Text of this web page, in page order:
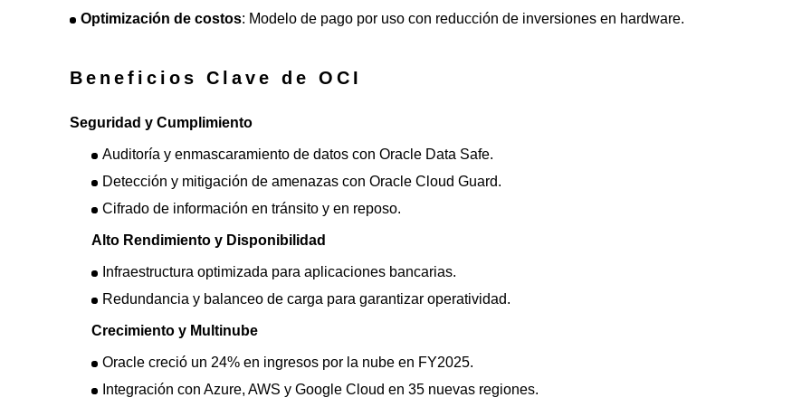
Optimización de costos: Modelo de pago por uso con reducción de inversiones en hardware.
Beneficios Clave de OCI
Seguridad y Cumplimiento
Auditoría y enmascaramiento de datos con Oracle Data Safe.
Detección y mitigación de amenazas con Oracle Cloud Guard.
Cifrado de información en tránsito y en reposo.
Alto Rendimiento y Disponibilidad
Infraestructura optimizada para aplicaciones bancarias.
Redundancia y balanceo de carga para garantizar operatividad.
Crecimiento y Multinube
Oracle creció un 24% en ingresos por la nube en FY2025.
Integración con Azure, AWS y Google Cloud en 35 nuevas regiones.